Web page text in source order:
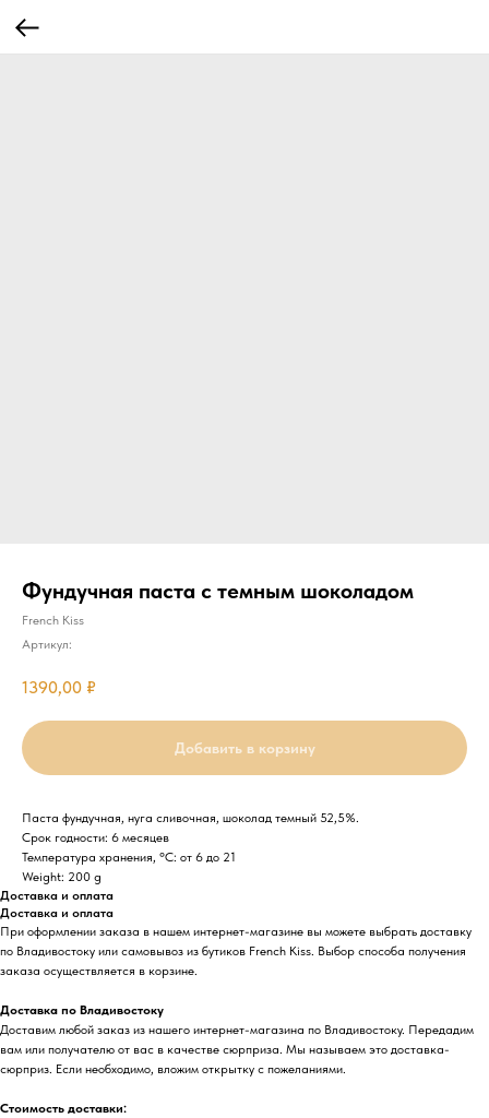
Фундучная паста с темным шоколадом
French Kiss
Артикул:
1390,00 ₽
Добавить в корзину
Паста фундучная, нуга сливочная, шоколад темный 52,5%.
Срок годности: 6 месяцев
Температура хранения, °C: от 6 до 21
Weight: 200 g
Доставка и оплата
Доставка и оплата
При оформлении заказа в нашем интернет-магазине вы можете выбрать доставку
по Владивостоку или самовывоз из бутиков French Kiss. Выбор способа получения
заказа осуществляется в корзине.
Доставка по Владивостоку
Доставим любой заказ из нашего интернет-магазина по Владивостоку. Передадим
вам или получателю от вас в качестве сюрприза. Мы называем это доставка-
сюрприз. Если необходимо, вложим открытку с пожеланиями.
Стоимость доставки: